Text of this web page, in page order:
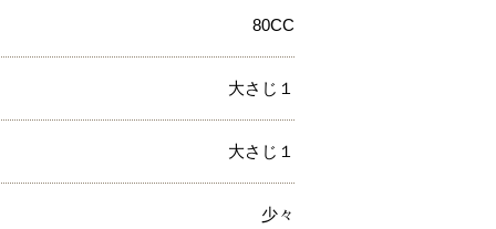
80CC
大さじ１
大さじ１
少々